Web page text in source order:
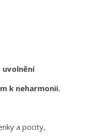
k neharmonii.
a pocity,